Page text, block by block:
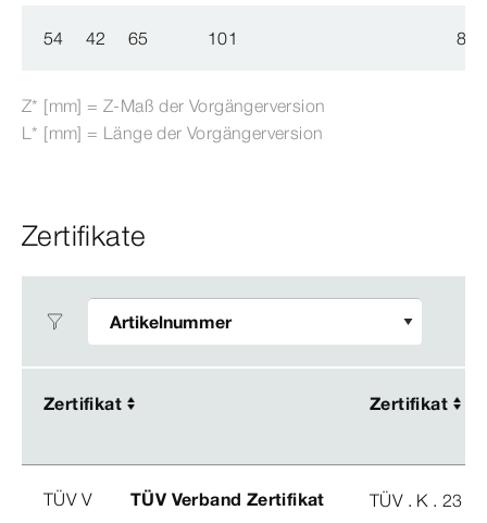
54 42 65 101
Z* [mm] = Z-​Maß der Vorgängerversion
L* [mm] = Länge der Vorgängerversion
Zertifikate
Zertifikat Zertifikat
Zertifikat Zertifikat
TÜV V TÜV Verband Zertifikat TÜV . K . 23 -